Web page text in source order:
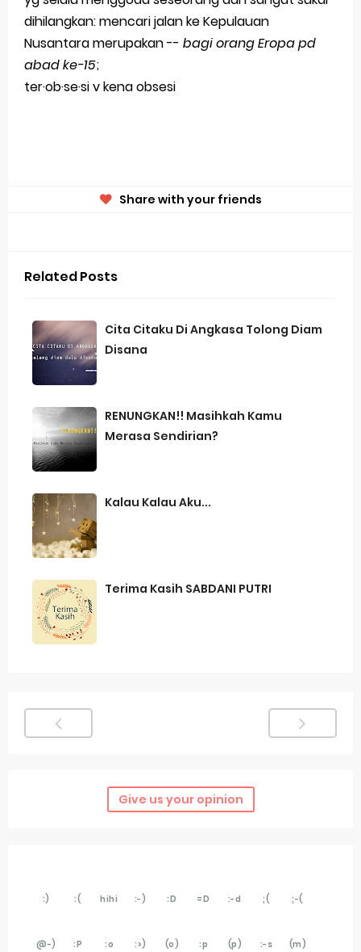
dihilangkan: mencari jalan ke Kepulauan
Nusantara merupakan -- bagi orang Eropa pd
abad ke-15;
ter·ob·se·si v kena obsesi
Share with your friends
Related Posts
Cita Citaku Di Angkasa Tolong Diam
Disana
RENUNGKAN!! Masihkah Kamu
Merasa Sendirian?
Kalau Kalau Aku...
Terima Kasih SABDANI PUTRI
Give us your opinion
:) :( hihi :-) :D =D :-d ;( ;-(
@-) :P :o :>) (o) :p (p) :-s (m)